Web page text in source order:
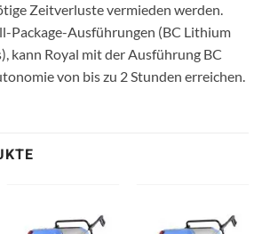
Zeitverluste vermieden werden.
Package-Ausführungen (BC Lithium
kann Royal mit der Ausführung BC
von bis zu 2 Stunden erreichen.